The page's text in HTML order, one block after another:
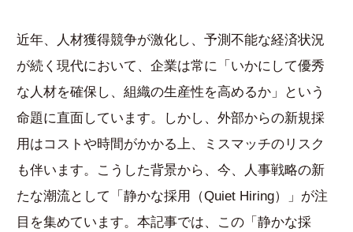
近年、人材獲得競争が激化し、予測不能な経済状況
が続く現代において、企業は常に「いかにして優秀
な人材を確保し、組織の生産性を高めるか」という
命題に直面しています。しかし、外部からの新規採
用はコストや時間がかかる上、ミスマッチのリスク
も伴います。こうした背景から、今、人事戦略の新
たな潮流として「静かな採用（Quiet Hiring）」が注
目を集めています。本記事では、この「静かな採